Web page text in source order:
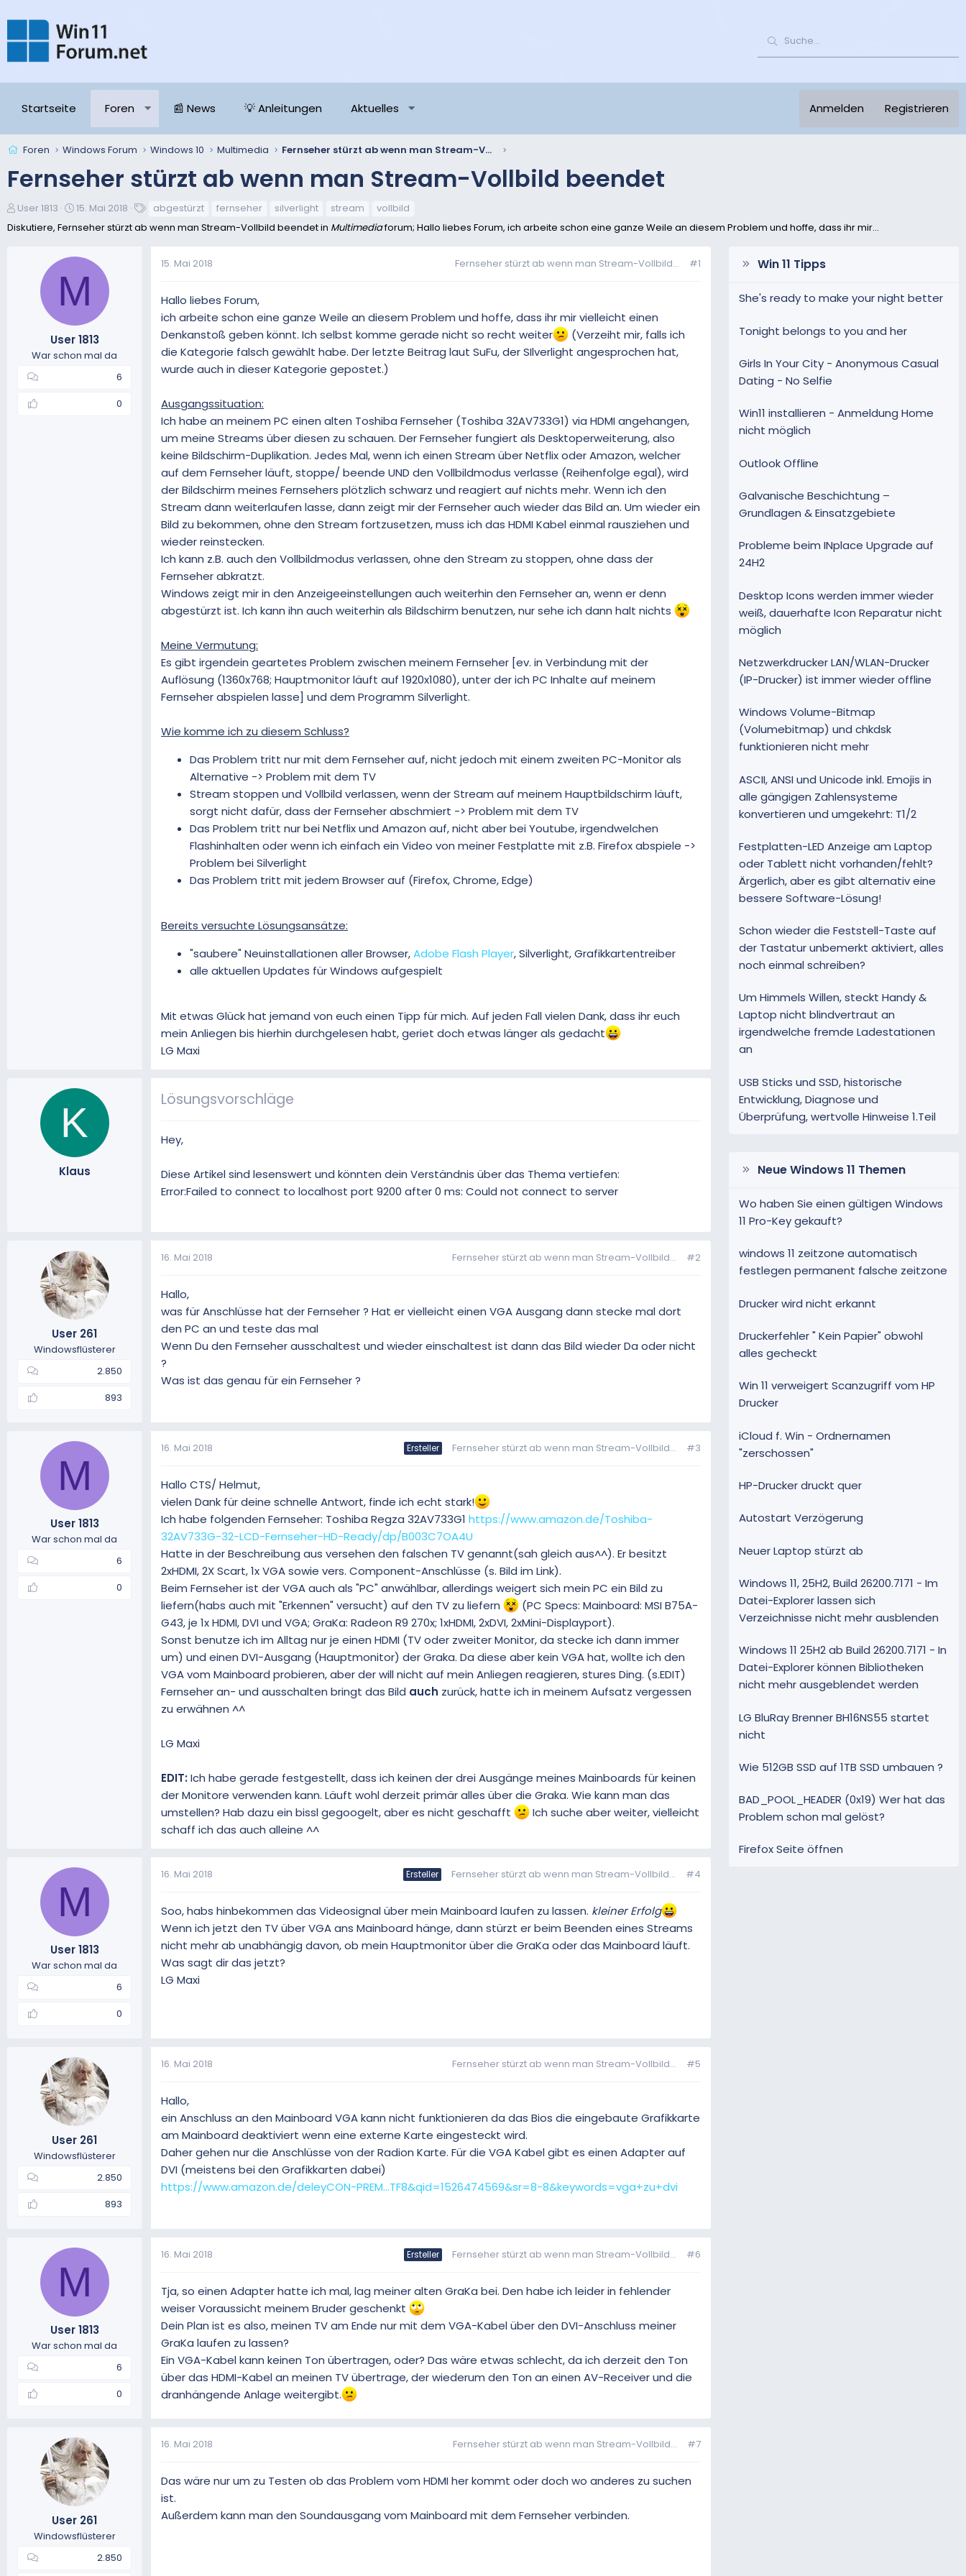
Startseite Foren 📰 News 💡 Anleitungen Aktuelles Anmelden Registrieren
Foren Windows Forum Windows 10 Multimedia Fernseher stürzt ab wenn man Stream-Vollbild beendet
Fernseher stürzt ab wenn man Stream-Vollbild beendet
E
s
User 1813
E
s
l
t
a
m
15. Mai 2018
h
abgestürzt fernseher silverlight stream
vollbild
Diskutiere, Fernseher stürzt ab wenn man Stream-Vollbild beendet in Multimediaforum; Hallo liebes Forum, ich arbeite schon eine ganze Weile an diesem Problem und hoffe, dass ihr mir...
M
User 1813
War schon mal da
6
0
15. Mai 2018 Fernseher stürzt ab wenn man Stream-Vollbild... #1
Hallo liebes Forum,
ich arbeite schon eine ganze Weile an diesem Problem und hoffe, dass ihr mir vielleicht einen
Denkanstoß geben könnt. Ich selbst komme gerade nicht so recht weiter
(Verzeiht mir, falls ich
die Kategorie falsch gewählt habe. Der letzte Beitrag laut SuFu, der SIlverlight angesprochen hat,
wurde auch in dieser Kategorie gepostet.)
Ausgangssituation:
Ich habe an meinem PC einen alten Toshiba Fernseher (Toshiba 32AV733G1) via HDMI angehangen,
um meine Streams über diesen zu schauen. Der Fernseher fungiert als Desktoperweiterung, also
keine Bildschirm-Duplikation. Jedes Mal, wenn ich einen Stream über Netflix oder Amazon, welcher
auf dem Fernseher läuft, stoppe/ beende UND den Vollbildmodus verlasse (Reihenfolge egal), wird
der Bildschirm meines Fernsehers plötzlich schwarz und reagiert auf nichts mehr. Wenn ich den
Stream dann weiterlaufen lasse, dann zeigt mir der Fernseher auch wieder das Bild an. Um wieder ein
Bild zu bekommen, ohne den Stream fortzusetzen, muss ich das HDMI Kabel einmal rausziehen und
wieder reinstecken.
Ich kann z.B. auch den Vollbildmodus verlassen, ohne den Stream zu stoppen, ohne dass der
Fernseher abkratzt.
Windows zeigt mir in den Anzeigeeinstellungen auch weiterhin den Fernseher an, wenn er denn
abgestürzt ist. Ich kann ihn auch weiterhin als Bildschirm benutzen, nur sehe ich dann halt nichts
Meine Vermutung:
Es gibt irgendein geartetes Problem zwischen meinem Fernseher [ev. in Verbindung mit der
Auflösung (1360x768; Hauptmonitor läuft auf 1920x1080), unter der ich PC Inhalte auf meinem
Fernseher abspielen lasse] und dem Programm Silverlight.
Wie komme ich zu diesem Schluss?
Das Problem tritt nur mit dem Fernseher auf, nicht jedoch mit einem zweiten PC-Monitor als
Alternative -> Problem mit dem TV
Stream stoppen und Vollbild verlassen, wenn der Stream auf meinem Hauptbildschirm läuft,
sorgt nicht dafür, dass der Fernseher abschmiert -> Problem mit dem TV
Das Problem tritt nur bei Netflix und Amazon auf, nicht aber bei Youtube, irgendwelchen
Flashinhalten oder wenn ich einfach ein Video von meiner Festplatte mit z.B. Firefox abspiele ->
Problem bei Silverlight
Das Problem tritt mit jedem Browser auf (Firefox, Chrome, Edge)
Bereits versuchte Lösungsansätze:
"saubere" Neuinstallationen aller Browser,Adobe Flash Player, Silverlight, Grafikkartentreiber
alle aktuellen Updates für Windows aufgespielt
Mit etwas Glück hat jemand von euch einen Tipp für mich. Auf jeden Fall vielen Dank, dass ihr euch
mein Anliegen bis hierhin durchgelesen habt, geriet doch etwas länger als gedacht
LG Maxi
K
Klaus
Lösungsvorschläge
Hey,
Diese Artikel sind lesenswert und könnten dein Verständnis über das Thema vertiefen:
Error:Failed to connect to localhost port 9200 after 0 ms: Could not connect to server
User 261
Windowsflüsterer
2.850
893
16. Mai 2018 Fernseher stürzt ab wenn man Stream-Vollbild... #2
Hallo,
was für Anschlüsse hat der Fernseher ? Hat er vielleicht einen VGA Ausgang dann stecke mal dort
den PC an und teste das mal
Wenn Du den Fernseher ausschaltest und wieder einschaltest ist dann das Bild wieder Da oder nicht
?
Was ist das genau für ein Fernseher ?
M
User 1813
War schon mal da
6
0
16. Mai 2018 Ersteller Fernseher stürzt ab wenn man Stream-Vollbild... #3
Hallo CTS/ Helmut,
vielen Dank für deine schnelle Antwort, finde ich echt stark!
Ich habe folgenden Fernseher: Toshiba Regza 32AV733G1 https://www.amazon.de/Toshiba-
32AV733G-32-LCD-Fernseher-HD-Ready/dp/B003C7OA4U
Hatte in der Beschreibung aus versehen den falschen TV genannt(sah gleich aus^^). Er besitzt
2xHDMI, 2X Scart, 1x VGA sowie vers. Component-Anschlüsse (s. Bild im Link).
Beim Fernseher ist der VGA auch als "PC" anwählbar, allerdings weigert sich mein PC ein Bild zu
liefern(habs auch mit "Erkennen" versucht) auf den TV zu liefern
(PC Specs: Mainboard: MSI B75A-
G43, je 1x HDMI, DVI und VGA; GraKa: Radeon R9 270x; 1xHDMI, 2xDVI, 2xMini-Displayport).
Sonst benutze ich im Alltag nur je einen HDMI (TV oder zweiter Monitor, da stecke ich dann immer
um) und einen DVI-Ausgang (Hauptmonitor) der Graka. Da diese aber kein VGA hat, wollte ich den
VGA vom Mainboard probieren, aber der will nicht auf mein Anliegen reagieren, stures Ding. (s.EDIT)
Fernseher an- und ausschalten bringt das Bild auch zurück, hatte ich in meinem Aufsatz vergessen
zu erwähnen ^^
LG Maxi
EDIT:Ich habe gerade festgestellt, dass ich keinen der drei Ausgänge meines Mainboards für keinen
der Monitore verwenden kann. Läuft wohl derzeit primär alles über die Graka. Wie kann man das
umstellen? Hab dazu ein bissl gegoogelt, aber es nicht geschafft
Ich suche aber weiter, vielleicht
schaff ich das auch alleine ^^
M
User 1813
War schon mal da
6
0
16. Mai 2018 Ersteller Fernseher stürzt ab wenn man Stream-Vollbild... #4
Soo, habs hinbekommen das Videosignal über mein Mainboard laufen zu lassen. kleiner Erfolg
Wenn ich jetzt den TV über VGA ans Mainboard hänge, dann stürzt er beim Beenden eines Streams
nicht mehr ab unabhängig davon, ob mein Hauptmonitor über die GraKa oder das Mainboard läuft.
Was sagt dir das jetzt?
LG Maxi
User 261
Windowsflüsterer
2.850
893
16. Mai 2018 Fernseher stürzt ab wenn man Stream-Vollbild... #5
Hallo,
ein Anschluss an den Mainboard VGA kann nicht funktionieren da das Bios die eingebaute Grafikkarte
am Mainboard deaktiviert wenn eine externe Karte eingesteckt wird.
Daher gehen nur die Anschlüsse von der Radion Karte. Für die VGA Kabel gibt es einen Adapter auf
DVI (meistens bei den Grafikkarten dabei)
https://www.amazon.de/deleyCON-PREM...TF8&qid=1526474569&sr=8-8&keywords=vga+zu+dvi
M
User 1813
War schon mal da
6
0
16. Mai 2018 Ersteller Fernseher stürzt ab wenn man Stream-Vollbild... #6
Tja, so einen Adapter hatte ich mal, lag meiner alten GraKa bei. Den habe ich leider in fehlender
weiser Voraussicht meinem Bruder geschenkt
Dein Plan ist es also, meinen TV am Ende nur mit dem VGA-Kabel über den DVI-Anschluss meiner
GraKa laufen zu lassen?
Ein VGA-Kabel kann keinen Ton übertragen, oder? Das wäre etwas schlecht, da ich derzeit den Ton
über das HDMI-Kabel an meinen TV übertrage, der wiederum den Ton an einen AV-Receiver und die
dranhängende Anlage weitergibt.
User 261
Windowsflüsterer
2.850
16. Mai 2018 Fernseher stürzt ab wenn man Stream-Vollbild... #7
Das wäre nur um zu Testen ob das Problem vom HDMI her kommt oder doch wo anderes zu suchen
ist.
Außerdem kann man den Soundausgang vom Mainboard mit dem Fernseher verbinden.
Win 11 Tipps
She's ready to make your night better
Tonight belongs to you and her
Girls In Your City - Anonymous Casual
Dating - No Selfie
Win11 installieren - Anmeldung Home
nicht möglich
Outlook Offline
Galvanische Beschichtung –
Grundlagen & Einsatzgebiete
Probleme beim INplace Upgrade auf
24H2
Desktop Icons werden immer wieder
weiß, dauerhafte Icon Reparatur nicht
möglich
Netzwerkdrucker LAN/WLAN-Drucker
(IP-Drucker) ist immer wieder offline
Windows Volume-Bitmap
(Volumebitmap) und chkdsk
funktionieren nicht mehr
ASCII, ANSI und Unicode inkl. Emojis in
alle gängigen Zahlensysteme
konvertieren und umgekehrt: T1/2
Festplatten-LED Anzeige am Laptop
oder Tablett nicht vorhanden/fehlt?
Ärgerlich, aber es gibt alternativ eine
bessere Software-Lösung!
Schon wieder die Feststell-Taste auf
der Tastatur unbemerkt aktiviert, alles
noch einmal schreiben?
Um Himmels Willen, steckt Handy &
Laptop nicht blindvertraut an
irgendwelche fremde Ladestationen
an
USB Sticks und SSD, historische
Entwicklung, Diagnose und
Überprüfung, wertvolle Hinweise 1.Teil
Neue Windows 11 Themen
Wo haben Sie einen gültigen Windows
11 Pro-Key gekauft?
windows 11 zeitzone automatisch
festlegen permanent falsche zeitzone
Drucker wird nicht erkannt
Druckerfehler " Kein Papier" obwohl
alles gecheckt
Win 11 verweigert Scanzugriff vom HP
Drucker
iCloud f. Win - Ordnernamen
"zerschossen"
HP-Drucker druckt quer
Autostart Verzögerung
Neuer Laptop stürzt ab
Windows 11, 25H2, Build 26200.7171 - Im
Datei-Explorer lassen sich
Verzeichnisse nicht mehr ausblenden
Windows 11 25H2 ab Build 26200.7171 - In
Datei-Explorer können Bibliotheken
nicht mehr ausgeblendet werden
LG BluRay Brenner BH16NS55 startet
nicht
Wie 512GB SSD auf 1TB SSD umbauen ?
BAD_POOL_HEADER (0x19) Wer hat das
Problem schon mal gelöst?
Firefox Seite öffnen